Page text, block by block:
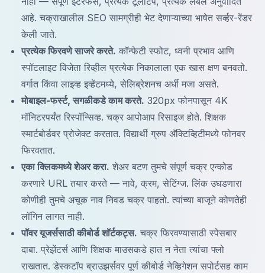
आहे. चक्राखालील SEO सामग्रीही भेट देणाऱ्याच्या भाषेत सर्व्हर-रेंडर
केली जाते.
प्रत्येक फिरवणे साजरे करते. कॉन्फेटी स्फोट, ध्वनी प्रभाव आणि
स्पॉटलाइट विजेता रिव्हील प्रत्येक निकालाला एक खास क्षण बनवतो.
वर्गात किंवा लाइव्ह इव्हेंटमध्ये, सेलिब्रेशनच अर्धी मजा असते.
मोबाइल-फर्स्ट, सगळीकडे काम करते. 320px फोनपासून 4K
मॉनिटरपर्यंत रिस्पॉन्सिव्ह. चक्र आपोआप रिसाइज होते. शिक्षक
स्मार्टबोर्डवर प्रोजेक्ट करतात. विद्यार्थी ग्रुप अ‍ॅक्टिव्हिटीमध्ये फोनवर
फिरवतात.
एका क्लिकमध्ये शेअर करा. शेअर बटण तुमचे संपूर्ण चक्र एन्कोड
करणारे URL तयार करते — नावे, क्रम, सेटिंग्ज. लिंक उघडणारा
कोणीही तुमचे अचूक नाव निवड चक्र पाहतो. त्यांच्या बाजूने कोणतेही
लॉगिन लागत नाही.
पॉवर यूजर्ससाठी कीबोर्ड शॉर्टकट्स. चक्र फिरवण्यासाठी स्पेसबार
दाबा. प्रेझेंटर्स आणि शिक्षक माउसकडे हात न नेता त्यांचा फ्लो
राखतात. डेस्कटॉप ब्राउझर्सवर पूर्ण कीबोर्ड नेव्हिगेशन सपोर्टसह काम